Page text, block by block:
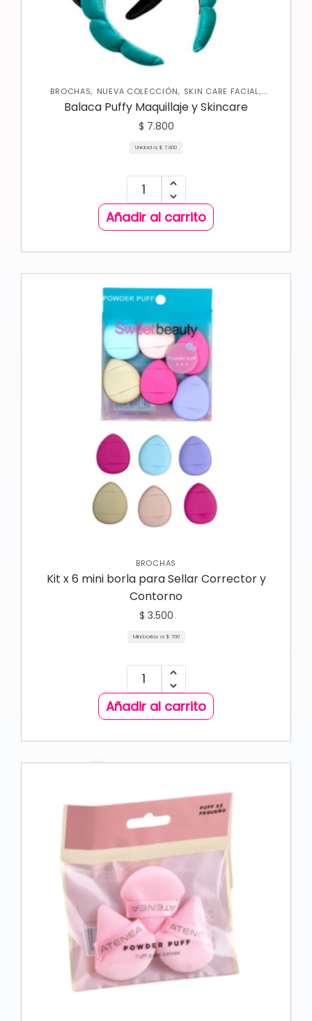
BROCHAS, NUEVA COLECCIÓN, SKIN CARE FACIAL,
VARIEDADES
Balaca Puffy Maquillaje y Skincare
$ 7.800
Unidad a: $ 7.800
Añadir al carrito
BROCHAS
Kit x 6 mini borla para Sellar Corrector y
Contorno
$ 3.500
Mini borlas a: $ 700
Añadir al carrito